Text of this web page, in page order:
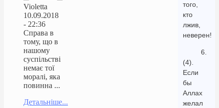
того,
кто
лжив,
неверен!
6.
(4).
Если
бы
Аллах
желал
Violetta
10.09.2018
- 22:36
Справа в
тому, що в
нашому
суспільстві
немає тої
моралі, яка
повинна ...
Детальніше...